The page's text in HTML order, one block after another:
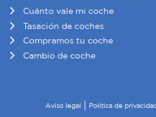
Cuánto vale mi coche
Tasación de coches
Compramos tu coche
Cambio de coche
Aviso legal Política de